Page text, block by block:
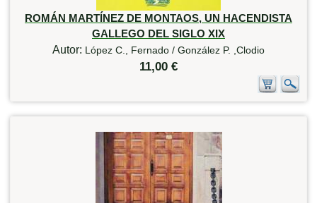
ROMÁN MARTÍNEZ DE MONTAOS, UN HACENDISTA
GALLEGO DEL SIGLO XIX
Autor: López C., Fernado / González P. ,Clodio
11,00 €